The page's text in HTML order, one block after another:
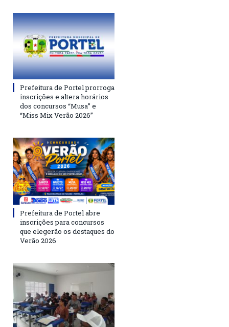
Prefeitura de Portel prorroga
inscrições e altera horários
dos concursos “Musa” e
“Miss Mix Verão 2026”
Prefeitura de Portel abre
inscrições para concursos
que elegerão os destaques do
Verão 2026